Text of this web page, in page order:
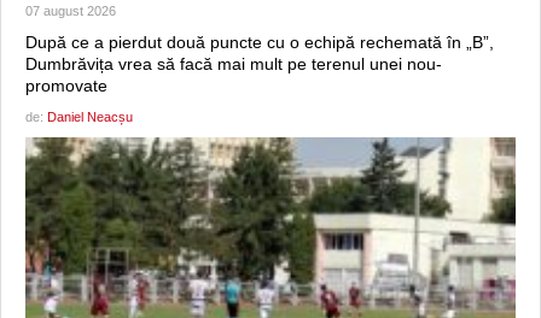
07 august 2026
După ce a pierdut două puncte cu o echipă rechemată în „B”,
Dumbrăvița vrea să facă mai mult pe terenul unei nou-
promovate
de: Daniel Neacșu